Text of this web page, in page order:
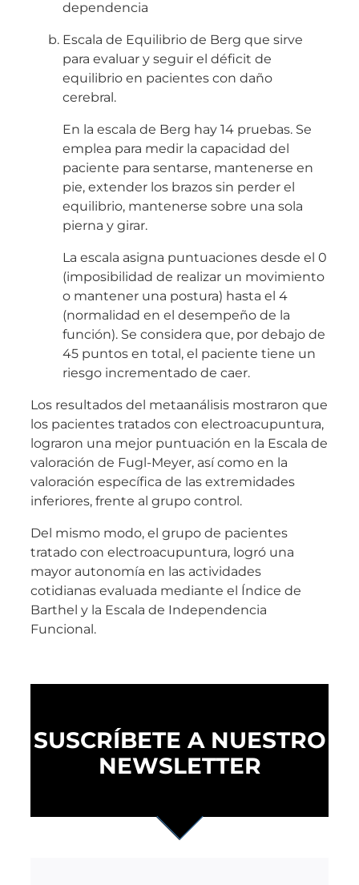
dependencia
Escala de Equilibrio de Berg que sirve
para evaluar y seguir el déficit de
equilibrio en pacientes con daño
cerebral.
En la escala de Berg hay 14 pruebas. Se
emplea para medir la capacidad del
paciente para sentarse, mantenerse en
pie, extender los brazos sin perder el
equilibrio, mantenerse sobre una sola
pierna y girar.
La escala asigna puntuaciones desde el 0
(imposibilidad de realizar un movimiento
o mantener una postura) hasta el 4
(normalidad en el desempeño de la
función). Se considera que, por debajo de
45 puntos en total, el paciente tiene un
riesgo incrementado de caer.
Los resultados del metaanálisis mostraron que
los pacientes tratados con electroacupuntura,
lograron una mejor puntuación en la Escala de
valoración de Fugl-Meyer, así como en la
valoración específica de las extremidades
inferiores, frente al grupo control.
Del mismo modo, el grupo de pacientes
tratado con electroacupuntura, logró una
mayor autonomía en las actividades
cotidianas evaluada mediante el Índice de
Barthel y la Escala de Independencia
Funcional.
SUSCRÍBETE A NUESTRO
NEWSLETTER